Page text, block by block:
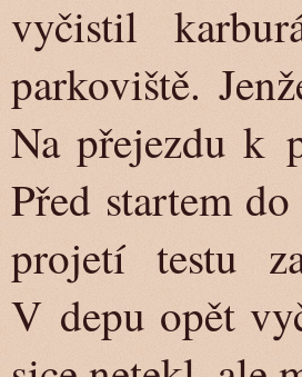
vyčistil
parkoviště.
Na přejezdu k
Před startem
projetí testu
V depu opět